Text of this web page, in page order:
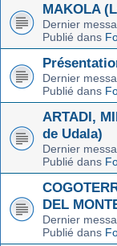
MAKOLA
Dernier
Publié dans
Dernier
Publié dans
ARTADI,
de Udala)
Dernier
Publié dans
DEL
Dernier
Publié dans